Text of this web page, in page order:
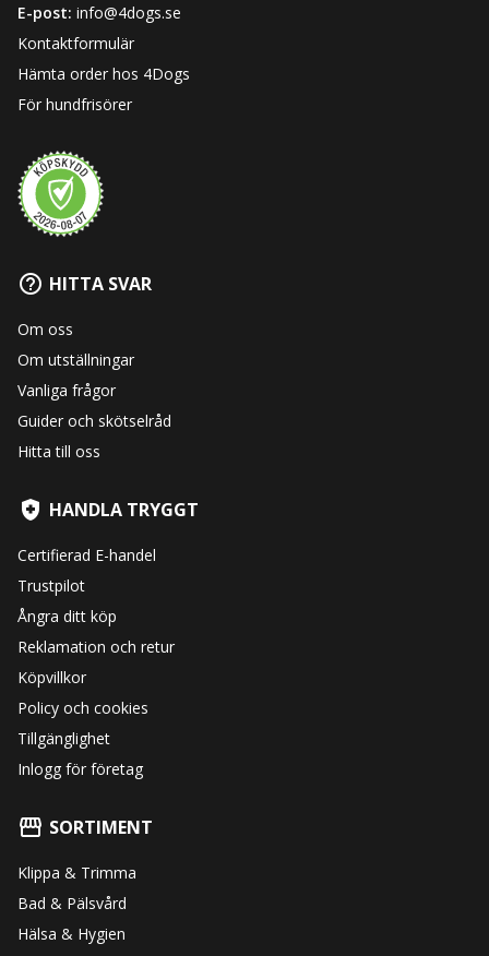
E-post: info@4dogs.se
Kontaktformulär
Hämta order hos 4Dogs
För hundfrisörer
HITTA SVAR
Om oss
Om utställningar
Vanliga frågor
Guider och skötselråd
Hitta till oss
HANDLA TRYGGT
Certifierad E-handel
Trustpilot
Ångra ditt köp
Reklamation och retur
Köpvillkor
Policy och cookies
Tillgänglighet
Inlogg för företag
SORTIMENT
Klippa & Trimma
Bad & Pälsvård
Hälsa & Hygien